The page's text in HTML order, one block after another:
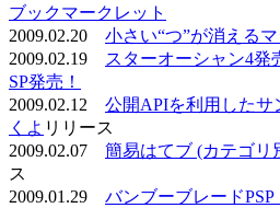
ブックマークレット
2009.02.20 小さい“つ”が消える
2009.02.19
スターオーシャン4発
SP発売！
2009.02.12 公開APIを利用したサ
くよ リリース
2009.02.07 簡易はてブ (カテゴリ
ス
2009.01.29 バンブーブレード